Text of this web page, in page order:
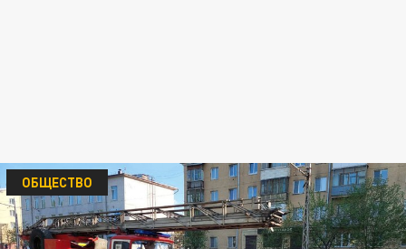
ОБЩЕСТВО